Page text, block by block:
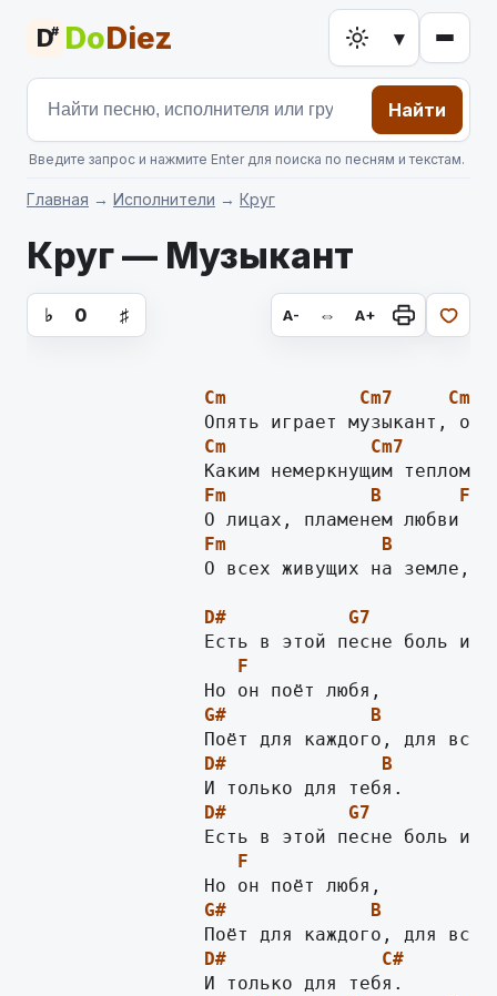
D# DoDiez ▾
Найти
Введите запрос и нажмите Enter для поиска по песням и текстам.
Главная → Исполнители → Круг
Круг — Музыкант
аккорды для гитары, текст песни
♭ 0 ♯ A- ⇔ A+
Cm Cm7 Cm6
Cm Cm7
Fm B Fm
Fm B
О всех живущих на земле,
D# G7
F
G#
B
D#
B
D#
G7
F
G#
B
D#
C#